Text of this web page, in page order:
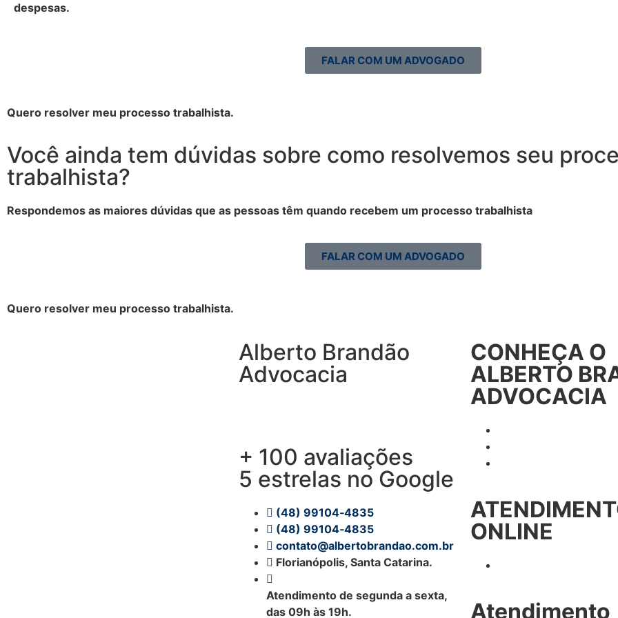
despesas.
FALAR COM UM ADVOGADO
Quero resolver meu processo trabalhista.
Você ainda tem dúvidas sobre como resolvemos seu
trabalhista?
Respondemos as maiores dúvidas que as pessoas têm quando recebem um processo trabalhista
FALAR COM UM ADVOGADO
Quero resolver meu processo trabalhista.
Alberto Brandão
Advocacia
+ 100 avaliações
5 estrelas no Google
(48) 99104‑4835
(48) 99104‑4835
contato@albertobrandao.com.br
Florianópolis, Santa Catarina.
Atendimento de segunda a sexta,
das 09h às 19h.
CONHEÇA O
ALBERTO
ADVOCACIA
ONLINE
Atendimento